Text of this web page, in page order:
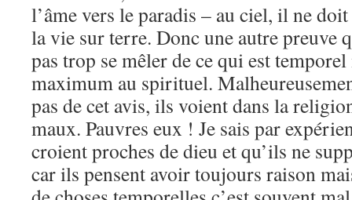
l’âme vers le paradis – au ciel, il ne
la vie sur terre. Donc une autre preuve
pas trop se mêler de ce qui est
maximum au spirituel.
pas de cet avis, ils voient dans la
maux. Pauvres eux ! Je sais par
croient proches de dieu et qu’ils ne
car ils pensent avoir toujours raison